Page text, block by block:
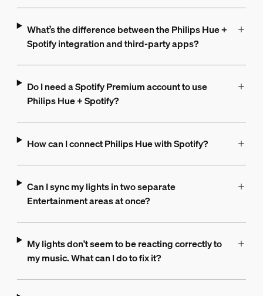
What’s the difference between the Philips Hue +
Spotify integration and third-party apps?
Do I need a Spotify Premium account to use
Philips Hue + Spotify?
How can I connect Philips Hue with Spotify?
Can I sync my lights in two separate
Entertainment areas at once?
My lights don't seem to be reacting correctly to
my music. What can I do to fix it?